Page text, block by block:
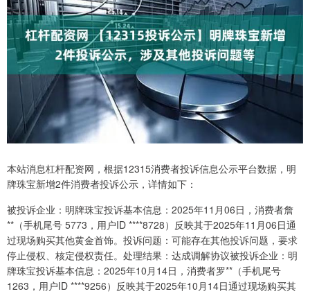
本站消息杠杆配资网，根据12315消费者投诉信息公示平台数据，明
牌珠宝新增2件消费者投诉公示，详情如下：
被投诉企业：明牌珠宝投诉基本信息：2025年11月06日，消费者詹
**（手机尾号 5773，用户ID ****8728）反映其于2025年11月06日通
过现场购买其他黄金首饰。投诉问题：可能存在其他投诉问题，要求
停止侵权、核定侵权责任。处理结果：达成调解协议被投诉企业：明
牌珠宝投诉基本信息：2025年10月14日，消费者罗**（手机尾号
1263，用户ID ****9256）反映其于2025年10月14日通过现场购买其